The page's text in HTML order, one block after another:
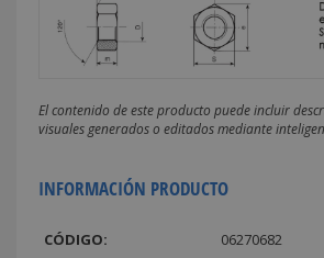
El contenido de este producto puede incluir
visuales generados o editados mediante
INFORMACIÓN PRODUCTO
CÓDIGO:
06270682